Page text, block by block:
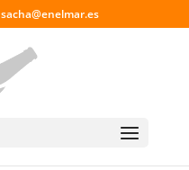
sacha@enelmar.es